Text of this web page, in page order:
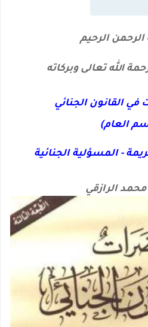
الرحيم
الله تعالى وبركاته
القانون الجنائي
العام)
- المسؤلية الجنائية
محمد الرازقي